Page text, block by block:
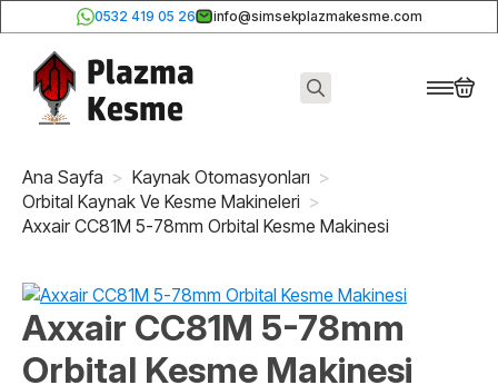
0532 419 05 26 info@simsekplazmakesme.com
Ana Sayfa
Kaynak Otomasyonları
Orbital Kaynak Ve Kesme Makineleri
Axxair CC81M 5-78mm Orbital Kesme Makinesi
Axxair CC81M 5-78mm
Orbital Kesme Makinesi